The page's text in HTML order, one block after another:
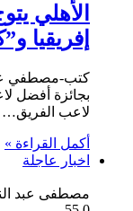
الأهلي
إفريقيا
كتب-مصطفي عبد
بجائزة أفضل
لاعب الفريق…
أكمل القراءة »
اخبار عاجلة
مصطفى عبد